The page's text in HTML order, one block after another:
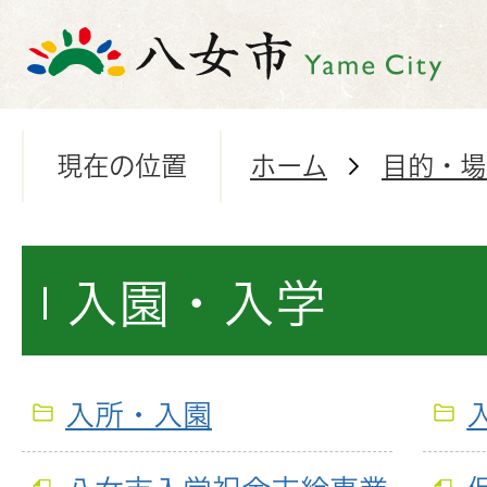
現在の位置 ホーム 目的・
入園・入学
入所・入園